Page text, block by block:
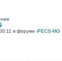
в форуме iPECS-MG